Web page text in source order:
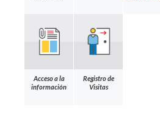
Acceso a la
información
Registro de
Visitas